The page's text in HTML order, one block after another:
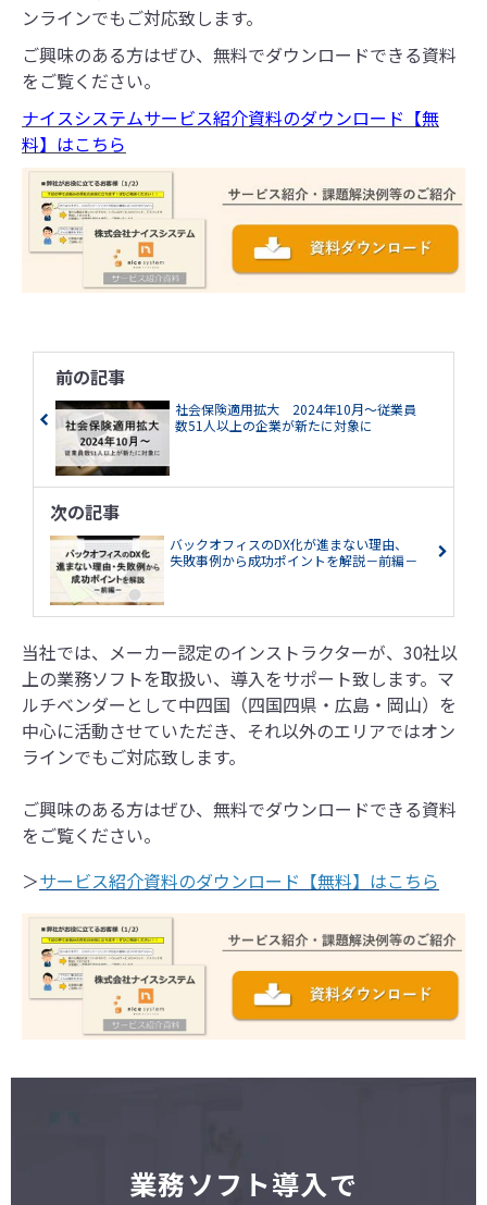
ンラインでもご対応致します。
ご興味のある方はぜひ、無料でダウンロードできる資料
をご覧ください。
ナイスシステムサービス紹介資料のダウンロード【無
料】はこちら
前の記事
社会保険適用拡大 2024年10月～従業員
数51人以上の企業が新たに対象に
次の記事
バックオフィスのDX化が進まない理由、
失敗事例から成功ポイントを解説－前編－
当社では、メーカー認定のインストラクターが、30社以
上の業務ソフトを取扱い、導入をサポート致します。マ
ルチベンダーとして中四国（四国四県・広島・岡山）を
中心に活動させていただき、それ以外のエリアではオン
ラインでもご対応致します。
ご興味のある方はぜひ、無料でダウンロードできる資料
をご覧ください。
＞サービス紹介資料のダウンロード【無料】はこちら
業務ソフト導入で